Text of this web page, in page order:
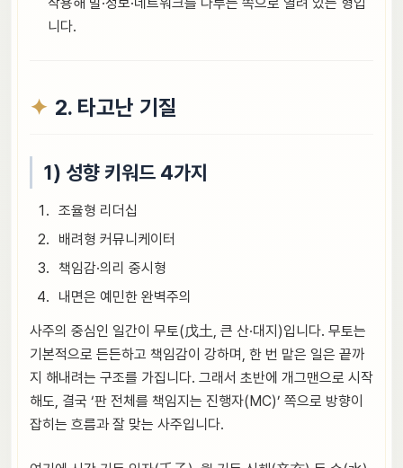
니다.
2. 타고난 기질
1) 성향 키워드 4가지
조율형 리더십
배려형 커뮤니케이터
책임감·의리 중시형
내면은 예민한 완벽주의
사주의 중심인 일간이 무토(戊土, 큰 산·대지)입니다. 무토는
기본적으로 든든하고 책임감이 강하며, 한 번 맡은 일은 끝까
지 해내려는 구조를 가집니다. 그래서 초반에 개그맨으로 시작
해도, 결국 ‘판 전체를 책임지는 진행자(MC)’ 쪽으로 방향이
잡히는 흐름과 잘 맞는 사주입니다.